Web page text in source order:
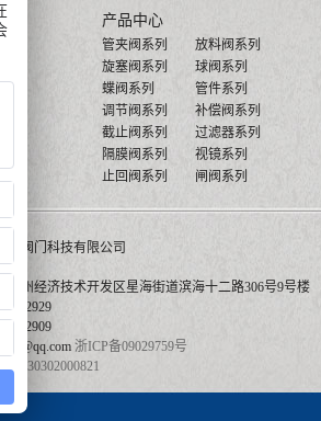
产品中心
管夹阀系列
旋塞阀系列
蝶阀系列
调节阀系列
截止阀系列
隔膜阀系列
止回阀系列
放料阀系列
球阀系列
管件系列
补偿阀系列
过滤器系列
视镜系列
闸阀系列
权所有 澳邦
温州经济技术开发区星海街道滨海十二路306号9号楼
浙ICP备09029759号
33030302000821